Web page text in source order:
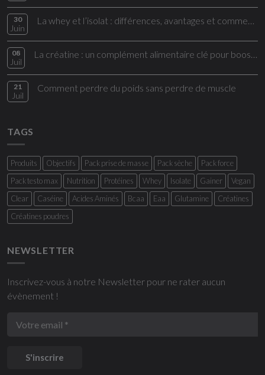
30
Juin
La whey et l’isolat : différences, avantages et comment bien les choisir
08
Juil
La créatine : un complément alimentaire clé pour booster vos performances
21
Juil
Comment perdre du poids sans perdre de muscle
TAGS
Produits Objectifs Pack prise de masse Pack sèche
Pack force
Pack testo max
Nutrition Protéines Whey Isolate Gainer
Vegan
Clear
Caséine Acides Aminés Bcaa Eaa Glutamine
Créatines
Créatines poudres
NEWSLETTER
Inscrivez-vous à notre Newsletter pour ne rater aucun
évènement !
S'inscrire